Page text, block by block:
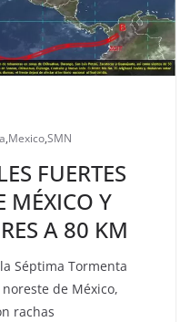
,Mexico,SMN
FUERTES
MÉXICO Y
A 80 KM
Séptima Tormenta
de México,
rachas